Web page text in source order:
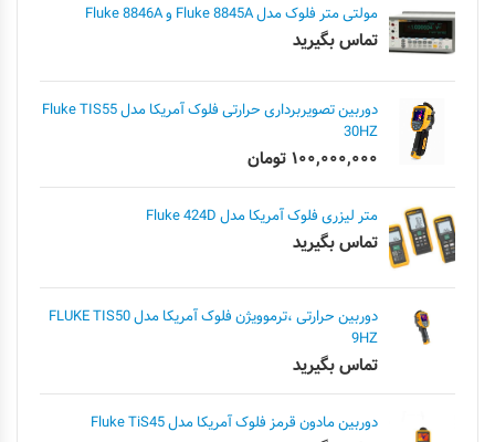
مولتی متر فلوک مدل Fluke 8845A و Fluke 8846A
تماس بگیرید
دوربین تصویربرداری حرارتی فلوک آمریکا مدل Fluke TIS55
30HZ
۱۰۰,۰۰۰,۰۰۰ تومان
متر لیزری فلوک آمریکا مدل Fluke 424D
تماس بگیرید
دوربین حرارتی ،ترموویژن فلوک آمریکا مدل FLUKE TIS50
9HZ
تماس بگیرید
دوربین مادون قرمز فلوک آمریکا مدل Fluke TiS45